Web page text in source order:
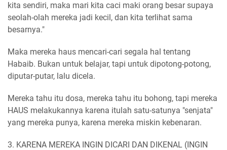
kita sendiri, maka mari kita caci maki orang besar supaya
seolah-olah mereka jadi kecil, dan kita terlihat sama
besarnya."
Maka mereka haus mencari-cari segala hal tentang
Habaib. Bukan untuk belajar, tapi untuk dipotong-potong,
diputar-putar, lalu dicela.
Mereka tahu itu dosa, mereka tahu itu bohong, tapi mereka
HAUS melakukannya karena itulah satu-satunya "senjata"
yang mereka punya, karena mereka miskin kebenaran.
3. KARENA MEREKA INGIN DICARI DAN DIKENAL (INGIN